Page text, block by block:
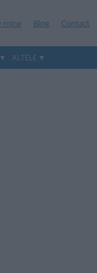
mine Blog Contact
ALTELE